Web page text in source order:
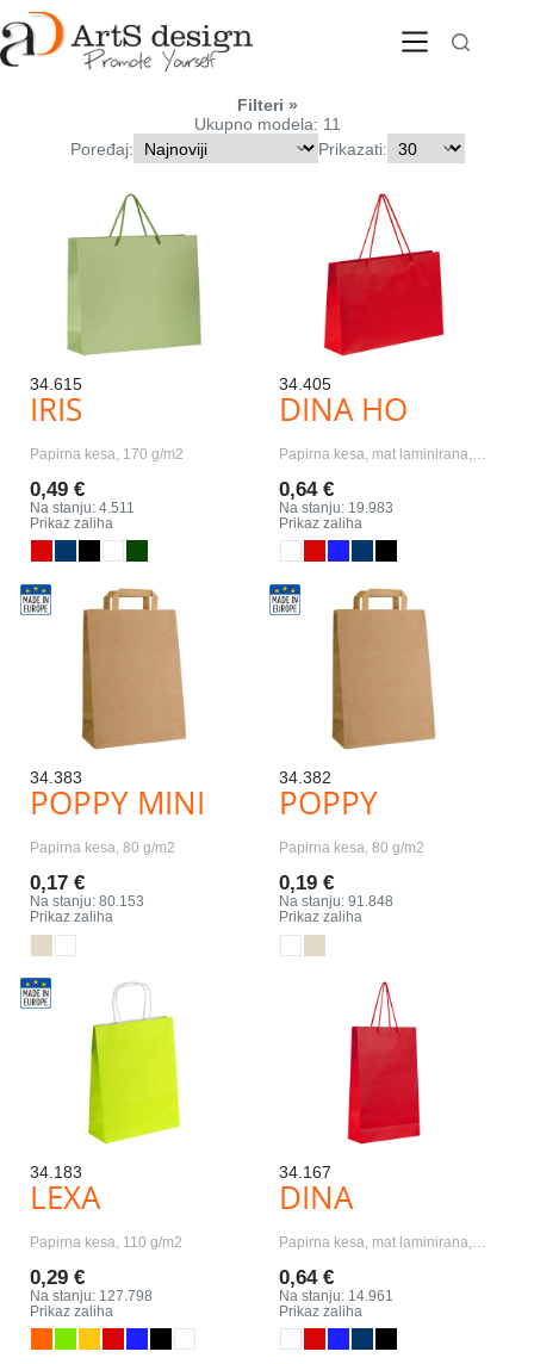
Skip
to
content
Filteri
Ukupno modela: 11
Poređaj:
Prikazati:
34.615
IRIS
Papirna kesa, 170 g/m2
0,49 €
Na stanju: 4.511
Prikaz zaliha
34.405
DINA HO
Papirna kesa, mat laminirana,…
0,64 €
Na stanju: 19.983
Prikaz zaliha
34.383
POPPY MINI
Papirna kesa, 80 g/m2
0,17 €
Na stanju: 80.153
Prikaz zaliha
34.382
POPPY
Papirna kesa, 80 g/m2
0,19 €
Na stanju: 91.848
Prikaz zaliha
34.183
LEXA
Papirna kesa, 110 g/m2
0,29 €
Na stanju: 127.798
Prikaz zaliha
34.167
DINA
Papirna kesa, mat laminirana,…
0,64 €
Na stanju: 14.961
Prikaz zaliha